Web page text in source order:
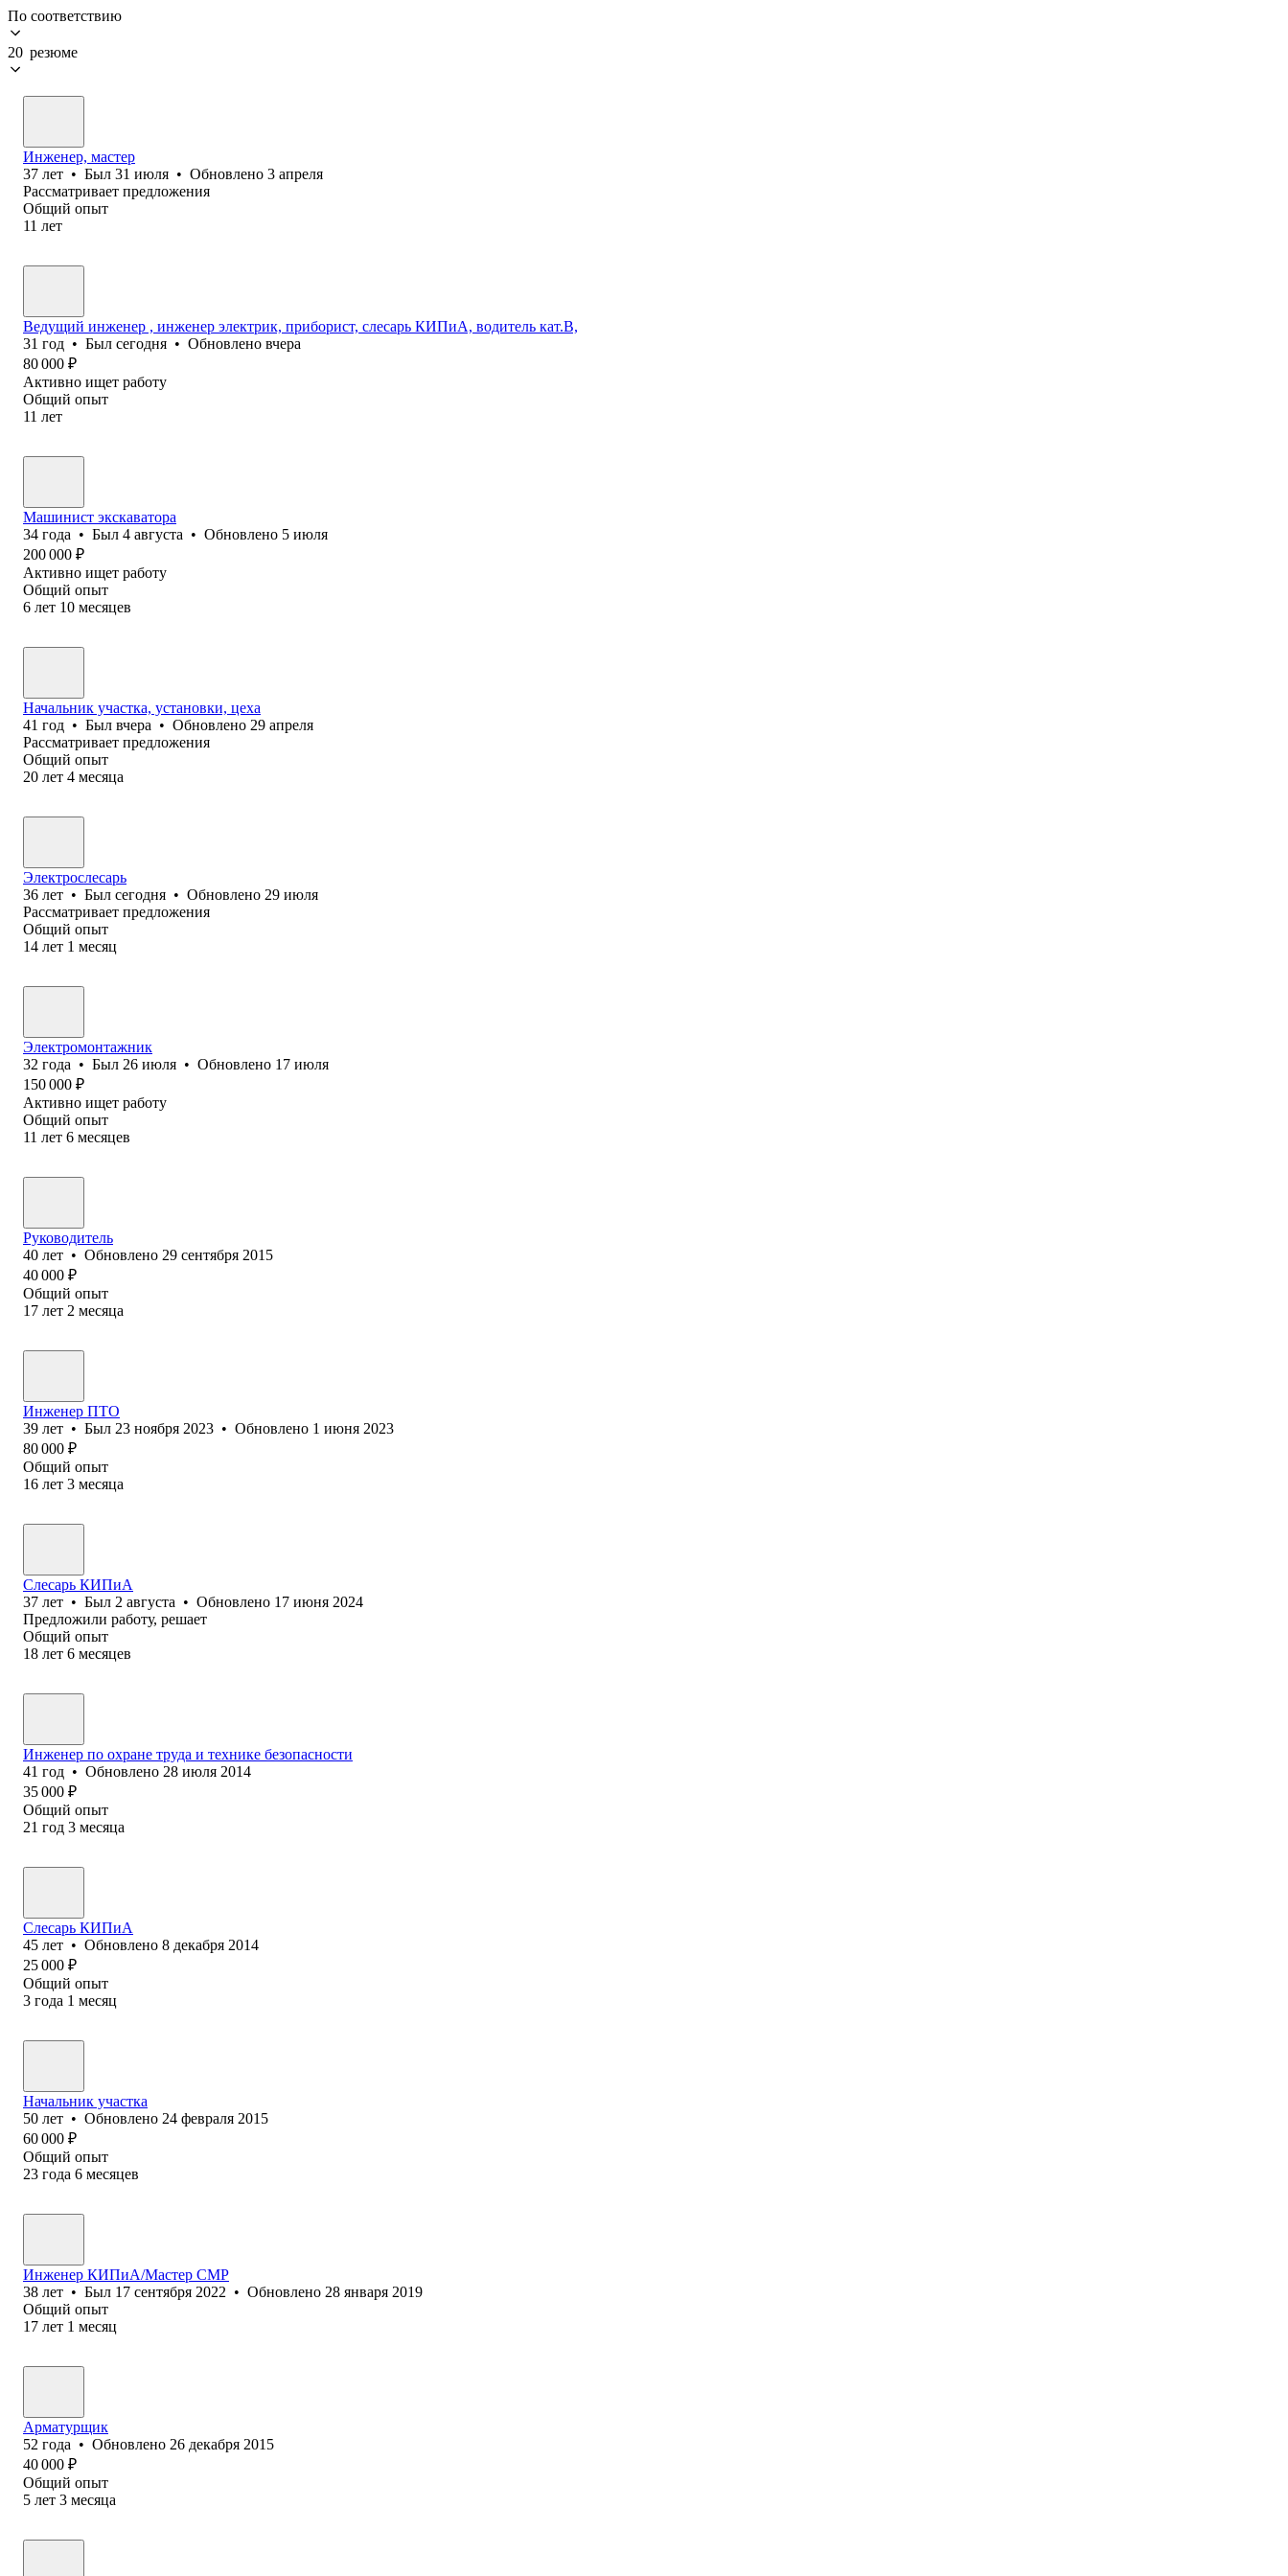
По соответствию
20 резюме
Инженер, мастер
37 лет • Был 31 июля • Обновлено 3 апреля
Рассматривает предложения
Общий опыт
11 лет
Ведущий инженер , инженер электрик, приборист, слесарь КИПиА, водитель кат.В,
31 год • Был сегодня • Обновлено вчера
80 000 ₽
Активно ищет работу
Общий опыт
11 лет
Машинист экскаватора
34 года • Был 4 августа • Обновлено 5 июля
200 000 ₽
Активно ищет работу
Общий опыт
6 лет 10 месяцев
Начальник участка, установки, цеха
41 год • Был вчера • Обновлено 29 апреля
Рассматривает предложения
Общий опыт
20 лет 4 месяца
Электрослесарь
36 лет • Был сегодня • Обновлено 29 июля
Рассматривает предложения
Общий опыт
14 лет 1 месяц
Электромонтажник
32 года • Был 26 июля • Обновлено 17 июля
150 000 ₽
Активно ищет работу
Общий опыт
11 лет 6 месяцев
Руководитель
40 лет • Обновлено 29 сентября 2015
40 000 ₽
Общий опыт
17 лет 2 месяца
Инженер ПТО
39 лет • Был 23 ноября 2023 • Обновлено 1 июня 2023
80 000 ₽
Общий опыт
16 лет 3 месяца
Слесарь КИПиА
37 лет • Был 2 августа • Обновлено 17 июня 2024
Предложили работу, решает
Общий опыт
18 лет 6 месяцев
Инженер по охране труда и технике безопасности
41 год • Обновлено 28 июля 2014
35 000 ₽
Общий опыт
21 год 3 месяца
Слесарь КИПиА
45 лет • Обновлено 8 декабря 2014
25 000 ₽
Общий опыт
3 года 1 месяц
Начальник участка
50 лет • Обновлено 24 февраля 2015
60 000 ₽
Общий опыт
23 года 6 месяцев
Инженер КИПиА/Мастер СМР
38 лет • Был 17 сентября 2022 • Обновлено 28 января 2019
Общий опыт
17 лет 1 месяц
Арматурщик
52 года • Обновлено 26 декабря 2015
40 000 ₽
Общий опыт
5 лет 3 месяца